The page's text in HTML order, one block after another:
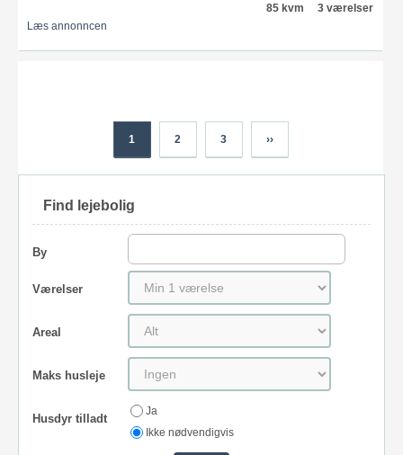
85 kvm
3 værelser
Læs annonncen
1 2 3 ››
Find lejebolig
By
Værelser
Areal
Maks husleje
Husdyr tilladt
Ja
Ikke nødvendigvis